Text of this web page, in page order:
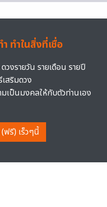
ทำในสิ่งที่เชื่อ
วงรายวัน รายเดือน รายปี
สริมดวง
เป็นมงคลให้กับตัวท่านเอง
ฟรี) เร็วๆนี้